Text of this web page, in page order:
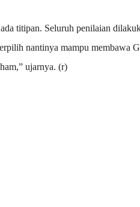
titipan. Seluruh penilaian
nantinya mampu membawa
ujarnya. (r)